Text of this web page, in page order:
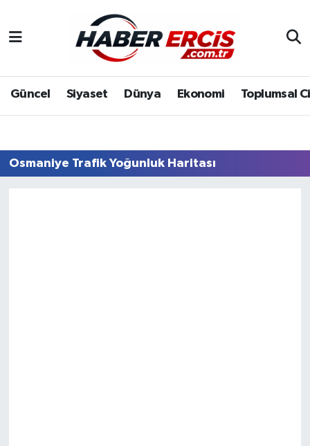
Güncel Siyaset Dünya Ekonomi Toplumsal
Osmaniye Trafik Yoğunluk Haritası